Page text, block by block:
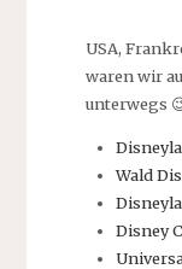
USA,
waren wir
unterwegs
Wald
Disney